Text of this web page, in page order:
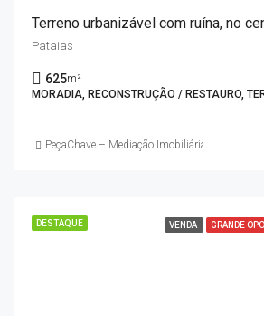
Terreno urbanizável com ruína, no
Pataias
625m²
MORADIA, RECONSTRUÇÃO / RESTAURO,
PeçaChave – Mediação Imobiliária
DESTAQUE VENDA GRANDE